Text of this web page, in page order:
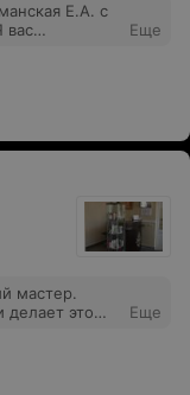
Е.А. с
вас
не вы
клинику и
часть и
Еще
мастер.
делает это
Еще